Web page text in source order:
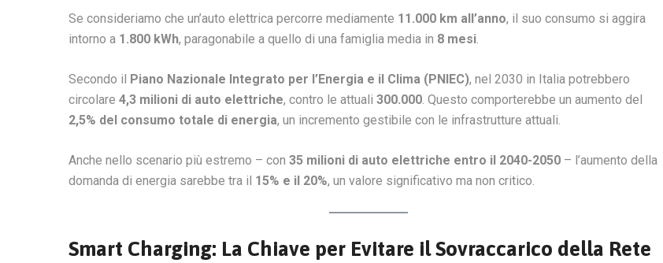
Se consideriamo che un’auto elettrica percorre mediamente 11.000 km all’anno, il suo consumo si aggira
intorno a 1.800 kWh, paragonabile a quello di una famiglia media in 8 mesi
Secondo il Piano Nazionale Integrato per l’Energia e il Clima (PNIEC), nel 2030 in Italia potrebbero
circolare 4,3 milioni di auto elettriche, contro le attuali 300.000 . Questo comporterebbe un aumento del
2,5% del consumo totale di energia, un incremento gestibile con le infrastrutture attuali.
Anche nello scenario più estremo – con 35 milioni di auto elettriche entro il 2040-2050 – l’aumento della
domanda di energia sarebbe tra il 15% e il 20%, un valore significativo ma non critico.
Smart Charging: La Chiave per Evitare il Sovraccarico della Rete